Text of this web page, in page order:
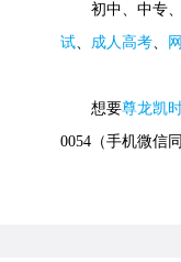
初中、中专、
试、 成人高考、
想要尊龙凯
0054（手机微信